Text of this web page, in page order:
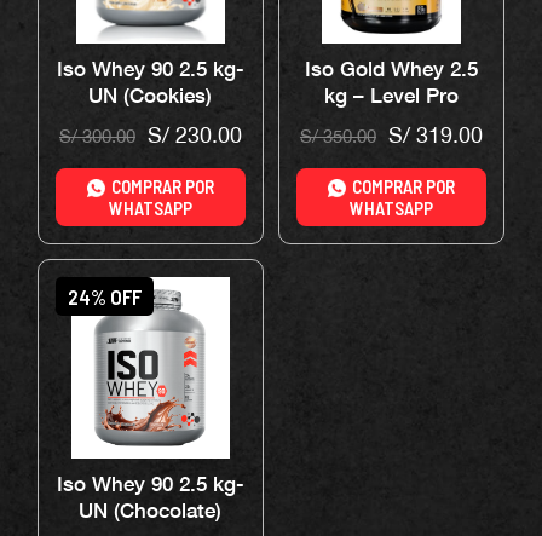
Iso Whey 90 2.5 kg-
UN (Cookies)
S/300.00 S/230.00
COMPRAR POR
WHATSAPP
Iso Gold Whey 2.5
kg – Level Pro
(Chocolate)
S/350.00 S/319.00
COMPRAR POR
WHATSAPP
24% OFF
Iso Whey 90 2.5 kg-
UN (Chocolate)